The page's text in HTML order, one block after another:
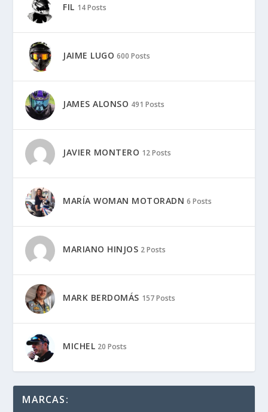
FIL 14 Posts
JAIME LUGO 600 Posts
JAMES ALONSO 491 Posts
JAVIER MONTERO 12 Posts
MARÍA WOMAN MOTORADN 6 Posts
MARIANO HINJOS 2 Posts
MARK BERDOMÁS 157 Posts
MICHEL 20 Posts
MARCAS: